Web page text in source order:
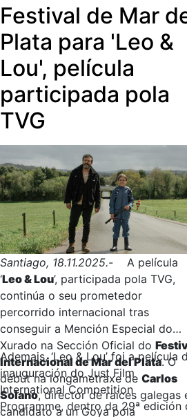
Festival de Mar
Plata para 'Leo &
Lou', película
participada pola
TVG
Santiago, 18.11.2025.- A película
‘Leo & Lou’, participada pola TVG,
continúa o seu prometedor
percorrido internacional tras
conseguir a Mención Especial do
Xurado na Sección Oficial do
Internacional de Mar del Plata. O
debut na longametraxe de Carlos
Solano, director de raíces galegas
candidato a un Goya pola
Ademais, ‘Leo & Lou’ foi a película
inauguración do Just Film
International Competition
Programme, dentro da 29ª edición